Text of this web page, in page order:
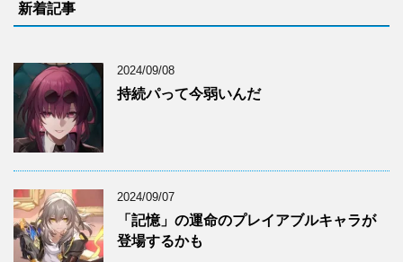
新着記事
2024/09/08
持続パって今弱いんだ
2024/09/07
「記憶」の運命のプレイアブルキャラが
登場するかも